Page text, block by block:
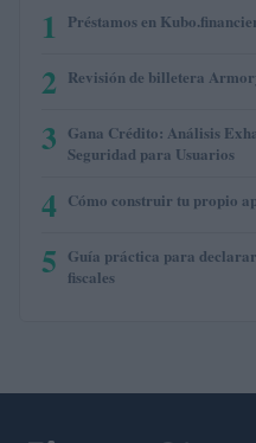
1 Préstamos en
2 Revisión de billetera
3 Gana Crédito: Análisis
Seguridad para Usuarios
4 Cómo construir tu propio
5 Guía práctica para
fiscales